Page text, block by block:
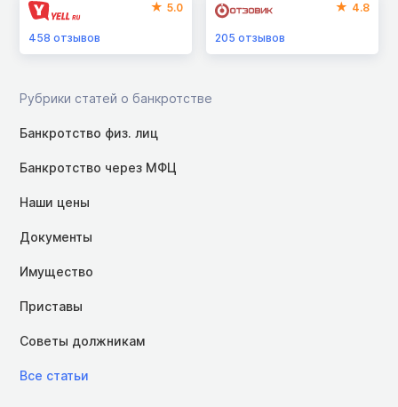
5.0
458 отзывов
4.8
205отзывов
Рубрики статей о банкротстве
Банкротство физ. лиц
Банкротство через МФЦ
Наши цены
Документы
Имущество
Приставы
Советы должникам
Все статьи